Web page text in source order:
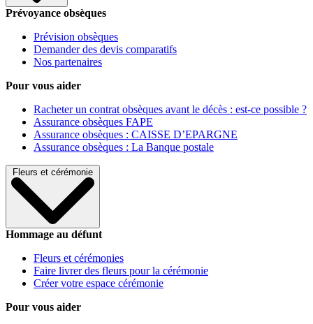
Prévoyance obsèques
Prévision obsèques
Demander des devis comparatifs
Nos partenaires
Pour vous aider
Racheter un contrat obsèques avant le décès : est-ce possible ?
Assurance obsèques FAPE
Assurance obsèques : CAISSE D’EPARGNE
Assurance obsèques : La Banque postale
Fleurs et cérémonie
Hommage au défunt
Fleurs et cérémonies
Faire livrer des fleurs pour la cérémonie
Créer votre espace cérémonie
Pour vous aider